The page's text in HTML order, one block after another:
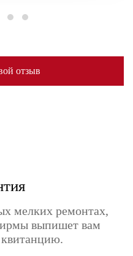
отзыв
мелких ремонтах,
выпишет вам